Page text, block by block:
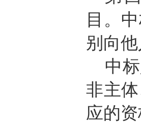
目。
别向
中
非主
应的